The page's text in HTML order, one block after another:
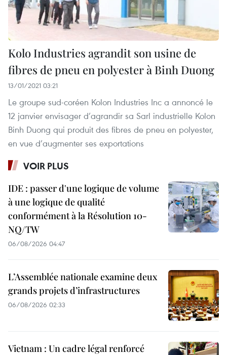
Kolo Industries agrandit son usine de
fibres de pneu en polyester à Binh Duong
13/01/2021 03:21
Le groupe sud-coréen Kolon Industries Inc a annoncé le
12 janvier envisager d’agrandir sa Sarl industrielle Kolon
Binh Duong qui produit des fibres de pneu en polyester,
en vue d’augmenter ses exportations
VOIR PLUS
IDE : passer d'une logique de volume
à une logique de qualité
conformément à la Résolution 10-
NQ/TW
06/08/2026 04:47
L’Assemblée nationale examine deux
grands projets d’infrastructures
06/08/2026 02:33
Vietnam : Un cadre légal renforcé